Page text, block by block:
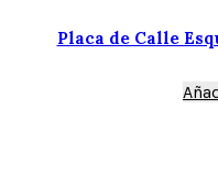
Placa de Calle